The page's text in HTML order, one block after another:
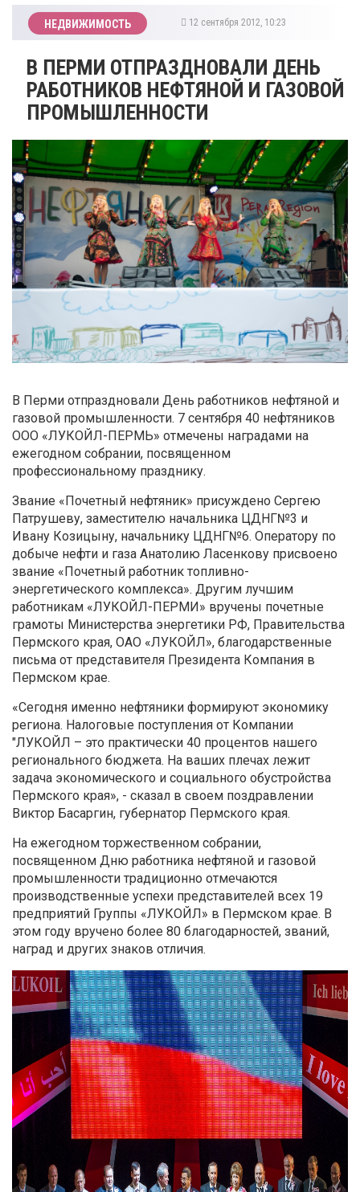
НЕДВИЖИМОСТЬ 12 сентября 2012, 10:23
В ПЕРМИ ОТПРАЗДНОВАЛИ ДЕНЬ
РАБОТНИКОВ НЕФТЯНОЙ И ГАЗОВОЙ
ПРОМЫШЛЕННОСТИ
В Перми отпраздновали День работников нефтяной и
газовой промышленности. 7 сентября 40 нефтяников
ООО «ЛУКОЙЛ-ПЕРМЬ» отмечены наградами на
ежегодном собрании, посвященном
профессиональному празднику.
Звание «Почетный нефтяник» присуждено Сергею
Патрушеву, заместителю начальника ЦДНГ№3 и
Ивану Козицыну, начальнику ЦДНГ№6. Оператору по
добыче нефти и газа Анатолию Ласенкову присвоено
звание «Почетный работник топливно-
энергетического комплекса». Другим лучшим
работникам «ЛУКОЙЛ-ПЕРМИ» вручены почетные
грамоты Министерства энергетики РФ, Правительства
Пермского края, ОАО «ЛУКОЙЛ», благодарственные
письма от представителя Президента Компания в
Пермском крае.
«Сегодня именно нефтяники формируют экономику
региона. Налоговые поступления от Компании
"ЛУКОЙЛ – это практически 40 процентов нашего
регионального бюджета. На ваших плечах лежит
задача экономического и социального обустройства
Пермского края», - сказал в своем поздравлении
Виктор Басаргин, губернатор Пермского края.
На ежегодном торжественном собрании,
посвященном Дню работника нефтяной и газовой
промышленности традиционно отмечаются
производственные успехи представителей всех 19
предприятий Группы «ЛУКОЙЛ» в Пермском крае. В
этом году вручено более 80 благодарностей, званий,
наград и других знаков отличия.